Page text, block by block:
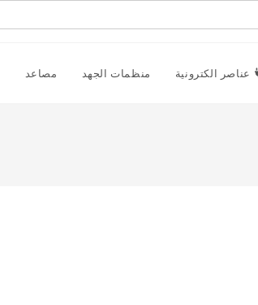
عناصر الكترونية منظمات الجهد مصاعد